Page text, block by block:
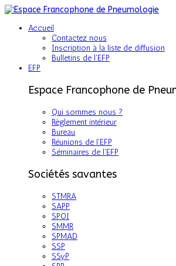
Accueil
Contactez nous
Inscription à la liste de diffusion
Bulletins de l'EFP
EFP
Espace Francophone de
Qui sommes nous ?
Règlement intérieur
Bureau
Réunions de l'EFP
Séminaires de l'EFP
Sociétés savantes
STMRA
SAPP
SPOI
SMMR
SPMAD
SSP
SSyP